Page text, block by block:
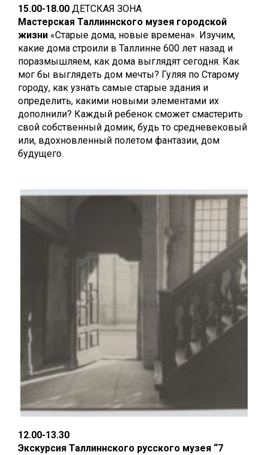
15.00-18.00 ДЕТСКАЯ ЗОНА
Мастерская Таллиннского музея городской
жизни «Старые дома, новые времена». Изучим,
какие дома строили в Таллинне 600 лет назад и
поразмышляем, как дома выглядят сегодня. Как
мог бы выглядеть дом мечты? Гуляя по Старому
городу, как узнать самые старые здания и
определить, какими новыми элементами их
дополнили? Каждый ребенок сможет смастерить
свой собственный домик, будь то средневековый
или, вдохновленный полетом фантазии, дом
будущего.
12.00-13.30
Экскурсия Таллиннского русского музея “7